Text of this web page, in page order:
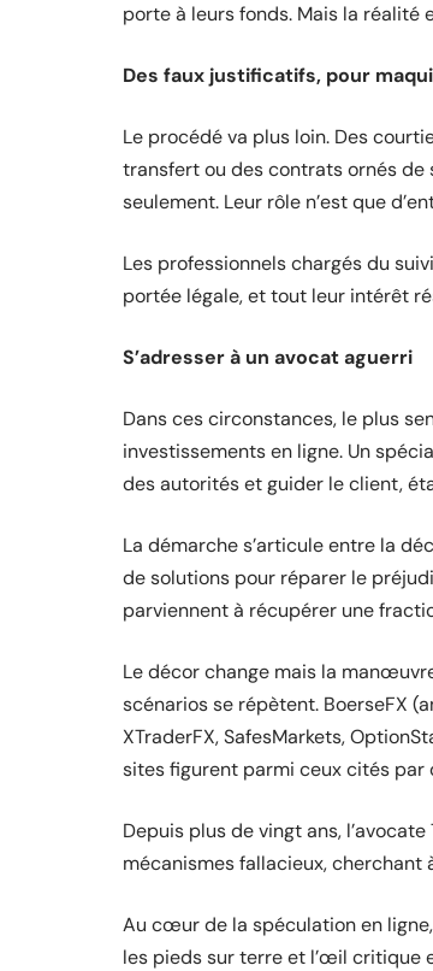
porte à leurs fonds. Mais la réalité
Des faux justificatifs, pour
Le procédé va plus loin. Des
transfert ou des contrats ornés de
seulement. Leur rôle n’est que
Les professionnels chargés du
portée légale, et tout leur intérêt
S’adresser à un avocat aguerri
Dans ces circonstances, le plus
investissements en ligne. Un
des autorités et guider le client,
La démarche s’articule entre la
de solutions pour réparer le
parviennent à récupérer une
Le décor change mais la
scénarios se répètent. BoerseFX
XTraderFX, SafesMarkets,
sites figurent parmi ceux cités par
Depuis plus de vingt ans,
mécanismes fallacieux,
Au cœur de la spéculation en
les pieds sur terre et l’œil critique